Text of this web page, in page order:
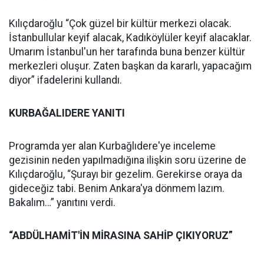
Kılıçdaroğlu “Çok güzel bir kültür merkezi olacak.
İstanbullular keyif alacak, Kadıköylüler keyif alacaklar.
Umarım İstanbul'un her tarafında buna benzer kültür
merkezleri oluşur. Zaten başkan da kararlı, yapacağım
diyor” ifadelerini kullandı.
KURBAĞALIDERE YANITI
Programda yer alan Kurbağlıdere'ye inceleme
gezisinin neden yapılmadığına ilişkin soru üzerine de
Kılıçdaroğlu, “Şurayı bir gezelim. Gerekirse oraya da
gideceğiz tabi. Benim Ankara'ya dönmem lazım.
Bakalım…” yanıtını verdi.
“ABDÜLHAMİT'İN MİRASINA SAHİP ÇIKIYORUZ”